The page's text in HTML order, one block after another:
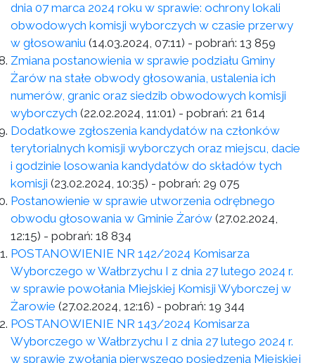
dnia 07 marca 2024 roku w sprawie: ochrony lokali
obwodowych komisji wyborczych w czasie przerwy
w głosowaniu (14.03.2024, 07:11) - pobrań: 13 859
Zmiana postanowienia w sprawie podziału Gminy
Żarów na stałe obwody głosowania, ustalenia ich
numerów, granic oraz siedzib obwodowych komisji
wyborczych (22.02.2024, 11:01) - pobrań: 21 614
Dodatkowe zgłoszenia kandydatów na członków
terytorialnych komisji wyborczych oraz miejscu, dacie
i godzinie losowania kandydatów do składów tych
komisji (23.02.2024, 10:35) - pobrań: 29 075
Postanowienie w sprawie utworzenia odrębnego
obwodu głosowania w Gminie Żarów (27.02.2024,
12:15) - pobrań: 18 834
POSTANOWIENIE NR 142/2024 Komisarza
Wyborczego w Wałbrzychu I z dnia 27 lutego 2024 r.
w sprawie powołania Miejskiej Komisji Wyborczej w
Żarowie (27.02.2024, 12:16) - pobrań: 19 344
POSTANOWIENIE NR 143/2024 Komisarza
Wyborczego w Wałbrzychu I z dnia 27 lutego 2024 r.
w sprawie zwołania pierwszego posiedzenia Miejskiej